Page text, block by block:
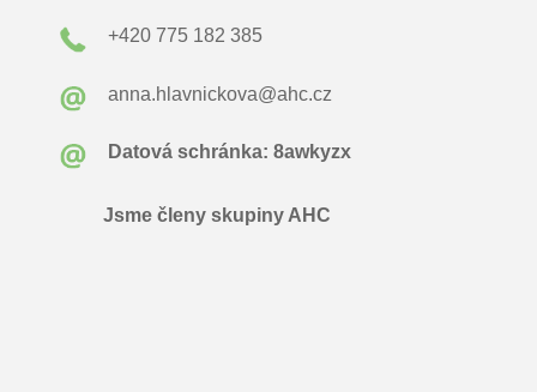
+420 775 182 385
anna.hlavnickova@ahc.cz
Datová schránka: 8awkyzx
Jsme členy skupiny AHC